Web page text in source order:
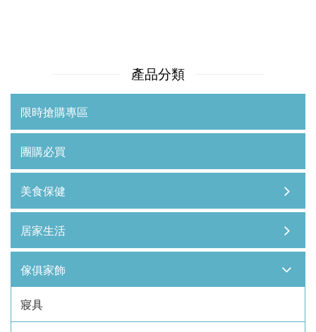
產品分類
限時搶購專區
團購必買
美食保健
居家生活
傢俱家飾
寢具